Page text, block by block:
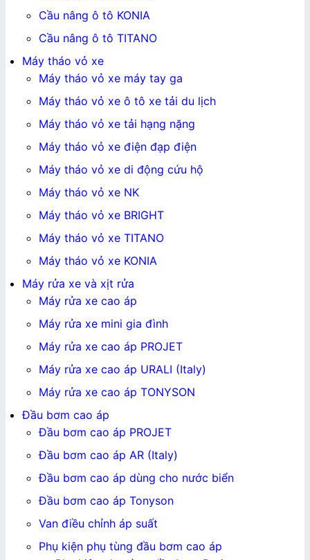
Cầu nâng ô tô KONIA
Cầu nâng ô tô TITANO
Máy tháo vỏ xe
Máy tháo vỏ xe máy tay ga
Máy tháo vỏ xe ô tô xe tải du lịch
Máy tháo vỏ xe tải hạng nặng
Máy tháo vỏ xe điện đạp điện
Máy tháo vỏ xe di động cứu hộ
Máy tháo vỏ xe NK
Máy tháo vỏ xe BRIGHT
Máy tháo vỏ xe TITANO
Máy tháo vỏ xe KONIA
Máy rửa xe và xịt rửa
Máy rửa xe cao áp
Máy rửa xe mini gia đình
Máy rửa xe cao áp PROJET
Máy rửa xe cao áp URALI (Italy)
Máy rửa xe cao áp TONYSON
Đầu bơm cao áp
Đầu bơm cao áp PROJET
Đầu bơm cao áp AR (Italy)
Đầu bơm cao áp dùng cho nước biển
Đầu bơm cao áp Tonyson
Van điều chỉnh áp suất
Phụ kiện phụ tùng đầu bơm cao áp